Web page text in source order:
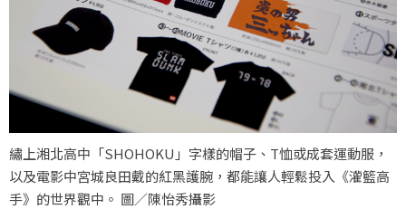
繡上湘北高中「SHOHOKU」字樣的帽子、T恤或成套運動服，
以及電影中宮城良田戴的紅黑護腕，都能讓人輕鬆投入《灌籃高
手》的世界觀中。 圖／陳怡秀攝影